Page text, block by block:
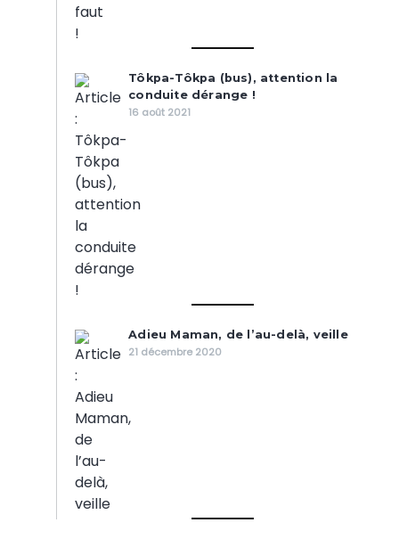
Tôkpa-Tôkpa (bus), attention la
conduite dérange !
16 août 2021
Adieu Maman, de l’au-delà, veille
21 décembre 2020